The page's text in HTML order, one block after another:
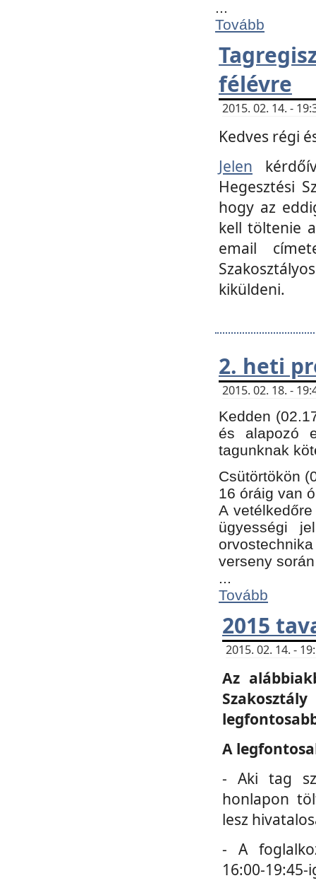
...
Tovább
félévre
2015. 02. 14. -
Kedves régi
Jelen
Hegesztési
hogy az
kell töltenie
email
kiküldeni.
2. heti
2015. 02. 18. -
Kedden
és alapozó
tagunknak
Csütörtökön
16 óráig van
A
ügyességi
verseny
...
Tovább
2015
2015. 02. 14. -
Az
A
- Aki tag
honlapon
lesz
- A
16:00-